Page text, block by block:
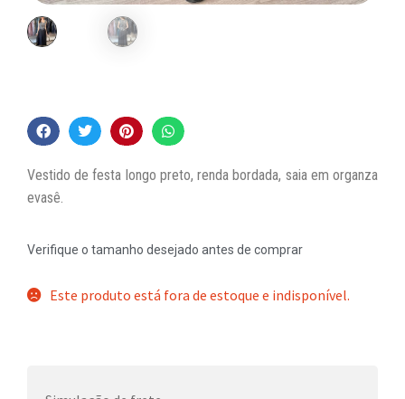
Vestido de festa longo preto, renda bordada, saia em organza
evasê.
Verifique o tamanho desejado antes de comprar
Este produto está fora de estoque e indisponível.